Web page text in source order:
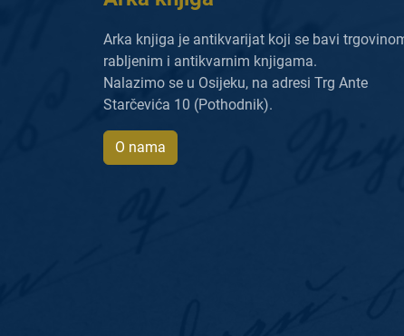
Arka knjiga je antikvarijat koji se bavi
rabljenim i antikvarnim knjigama.
Nalazimo se u Osijeku, na adresi Trg Ante
Starčevića 10 (Pothodnik).
O nama